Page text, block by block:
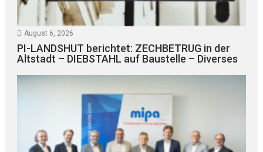
August 6, 2026
PI-LANDSHUT berichtet: ZECHBETRUG in der
Altstadt – DIEBSTAHL auf Baustelle – Diverses